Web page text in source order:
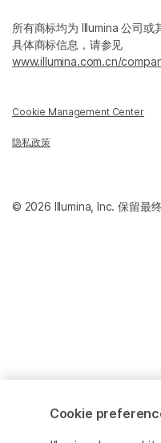
所有商标均为 Illumina 公司或
具体商标信息，请参见
www.illumina.com.cn/
Cookie Management Center
隐私政策
© 2026 Illumina, Inc. 保留最终
Cookie